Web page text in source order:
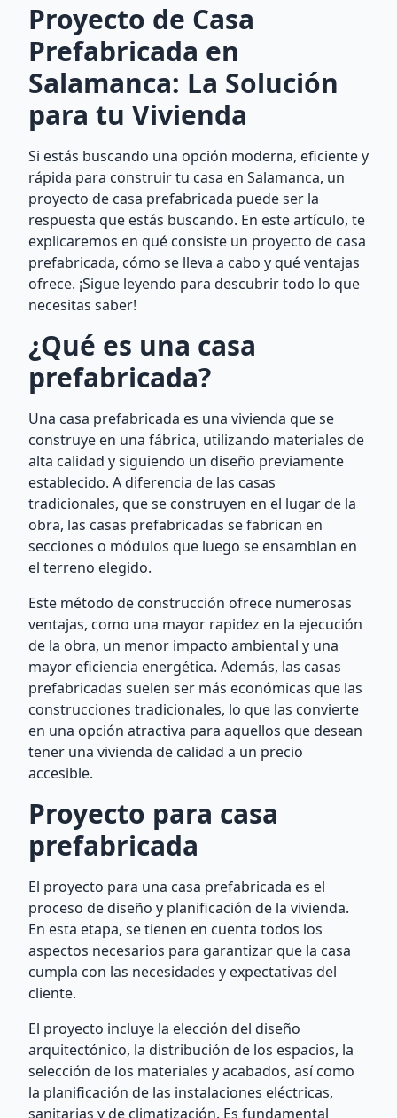
Proyecto de Casa
Prefabricada en
Salamanca: La Solución
para tu Vivienda
Si estás buscando una opción moderna, eficiente y
rápida para construir tu casa en Salamanca, un
proyecto de casa prefabricada puede ser la
respuesta que estás buscando. En este artículo, te
explicaremos en qué consiste un proyecto de casa
prefabricada, cómo se lleva a cabo y qué ventajas
ofrece. ¡Sigue leyendo para descubrir todo lo que
necesitas saber!
¿Qué es una casa
prefabricada?
Una casa prefabricada es una vivienda que se
construye en una fábrica, utilizando materiales de
alta calidad y siguiendo un diseño previamente
establecido. A diferencia de las casas
tradicionales, que se construyen en el lugar de la
obra, las casas prefabricadas se fabrican en
secciones o módulos que luego se ensamblan en
el terreno elegido.
Este método de construcción ofrece numerosas
ventajas, como una mayor rapidez en la ejecución
de la obra, un menor impacto ambiental y una
mayor eficiencia energética. Además, las casas
prefabricadas suelen ser más económicas que las
construcciones tradicionales, lo que las convierte
en una opción atractiva para aquellos que desean
tener una vivienda de calidad a un precio
accesible.
Proyecto para casa
prefabricada
El proyecto para una casa prefabricada es el
proceso de diseño y planificación de la vivienda.
En esta etapa, se tienen en cuenta todos los
aspectos necesarios para garantizar que la casa
cumpla con las necesidades y expectativas del
cliente.
El proyecto incluye la elección del diseño
arquitectónico, la distribución de los espacios, la
selección de los materiales y acabados, así como
la planificación de las instalaciones eléctricas,
sanitarias y de climatización. Es fundamental